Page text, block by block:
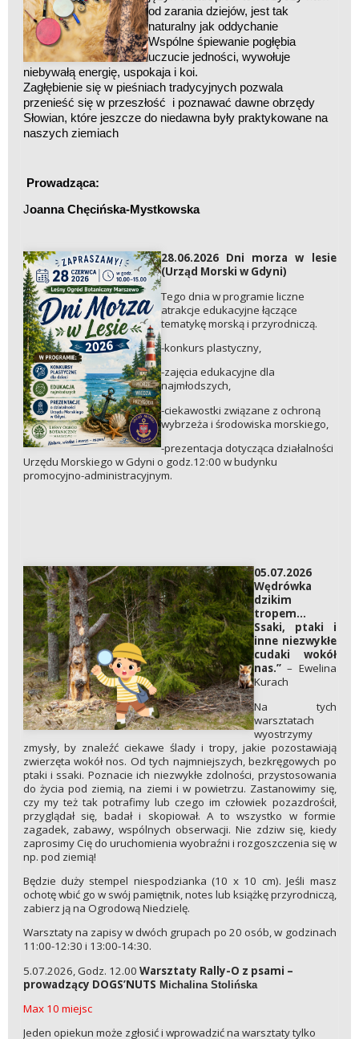
od zarania dziejów, jest tak
naturalny jak oddychanie
Wspólne śpiewanie pogłębia
uczucie jedności, wywołuje
niebywałą energię, uspokaja i koi.
Zagłębienie się w pieśniach tradycyjnych pozwala
przenieść się w przeszłość i poznawać dawne obrzędy
Słowian, które jeszcze do niedawna były praktykowane na
naszych ziemiach
Prowadząca:
Joanna Chęcińska-Mystkowska
28.06.2026 Dni morza w lesie
(Urząd Morski w Gdyni)
Tego dnia w programie liczne
atrakcje edukacyjne łączące
tematykę morską i przyrodniczą.
-konkurs plastyczny,
-zajęcia edukacyjne dla
najmłodszych,
-ciekawostki związane z ochroną
wybrzeża i środowiska morskiego,
-prezentacja dotycząca działalności
Urzędu Morskiego w Gdyni o godz.12:00 w budynku
promocyjno-administracyjnym.
05.07.2026
Wędrówka
dzikim
tropem...
Ssaki, ptaki i
inne niezwykłe
cudaki wokół
nas.” – Ewelina
Kurach
Na tych
warsztatach
wyostrzymy
zmysły, by znaleźć ciekawe ślady i tropy, jakie pozostawiają
zwierzęta wokół nos. Od tych najmniejszych, bezkręgowych po
ptaki i ssaki. Poznacie ich niezwykłe zdolności, przystosowania
do życia pod ziemią, na ziemi i w powietrzu. Zastanowimy się,
czy my też tak potrafimy lub czego im człowiek pozazdrościł,
przyglądał się, badał i skopiował. A to wszystko w formie
zagadek, zabawy, wspólnych obserwacji. Nie zdziw się, kiedy
zaprosimy Cię do uruchomienia wyobraźni i rozgoszczenia się w
np. pod ziemią!
Będzie duży stempel niespodzianka (10 x 10 cm). Jeśli masz
ochotę wbić go w swój pamiętnik, notes lub książkę przyrodniczą,
zabierz ją na Ogrodową Niedzielę.
Warsztaty na zapisy w dwóch grupach po 20 osób, w godzinach
11:00-12:30 i 13:00-14:30.
5.07.2026, Godz. 12.00 Warsztaty Rally-O z psami –
prowadzący DOGS’NUTS Michalina Stolińska
Max 10 miejsc
Jeden opiekun może zgłosić i wprowadzić na warsztaty tylko